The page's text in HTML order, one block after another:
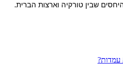
שבין טורקיה וארצות הברית.